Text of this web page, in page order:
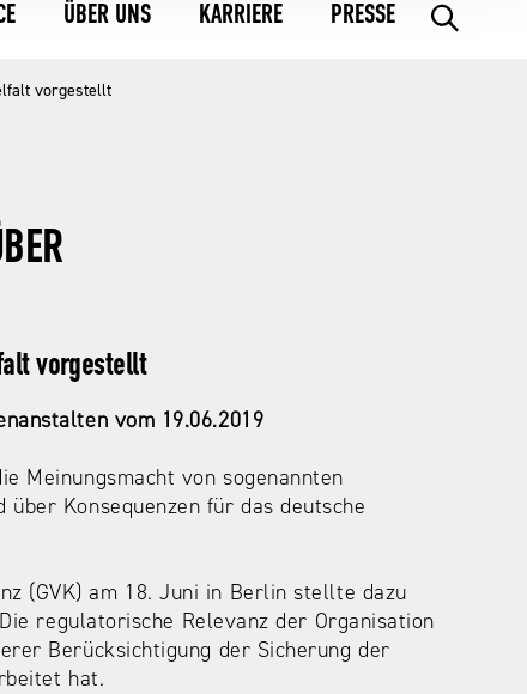
ÜBER UNS KARRIERE PRESSE
vorgestellt
vorgestellt
vom 19.06.2019
Meinungsmacht von sogenannten
über Konsequenzen für das deutsche
(GVK) am 18. Juni in Berlin stellte dazu
regulatorische Relevanz der Organisation
Berücksichtigung der Sicherung der
hat.